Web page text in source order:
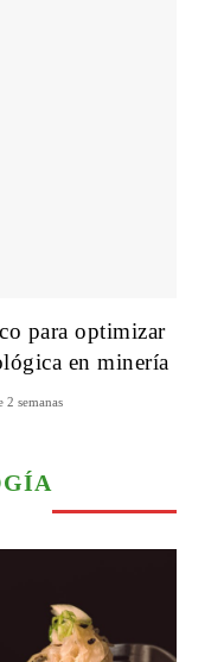
para optimizar
en minería
2 semanas